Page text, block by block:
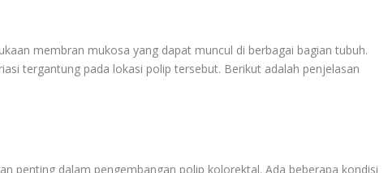
membran mukosa yang dapat muncul di berbagai bagian tubuh.
tergantung pada lokasi polip tersebut. Berikut adalah penjelasan
penting dalam pengembangan polip kolorektal. Ada beberapa kondisi